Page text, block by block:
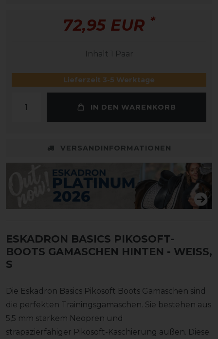
72,95 EUR *
Inhalt 1 Paar
Lieferzeit 3-5 Werktage
IN DEN WARENKORB
VERSANDINFORMATIONEN
ESKADRON BASICS PIKOSOFT-
BOOTS GAMASCHEN HINTEN - WEISS, S
Die Eskadron Basics Pikosoft Boots Gamaschen sind
die perfekten Trainingsgamaschen. Sie bestehen aus
5,5 mm starkem Neopren und
strapazierfähiger Pikosoft-Kaschierung außen. Diese